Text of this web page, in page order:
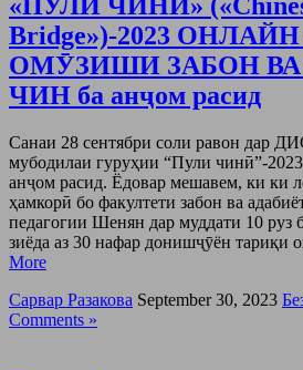
Bridge»)-2023
ОМӮЗИШИ ЗАБОН
ЧИН ба анҷом расид
Санаи 28 сентябри соли равон дар
мубодилаи гуруҳии “Пули чинӣ”-
анҷом расид. Ёдовар мешавем, ки ки
ҳамкорӣ бо факултети забон ва
педагогии Шенян дар муддати 10 руз
зиёда аз 30 нафар донишҷӯён тариқи
More
Сарвар Разакова September 30, 2023
Comments »